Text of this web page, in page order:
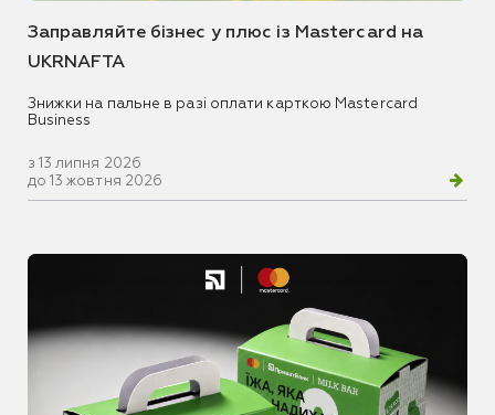
Заправляйте бізнес у плюс із Mastercard на
UKRNAFTA
Знижки на пальне в разі оплати карткою Mastercard
Business
з 13 липня 2026
до 13 жовтня 2026